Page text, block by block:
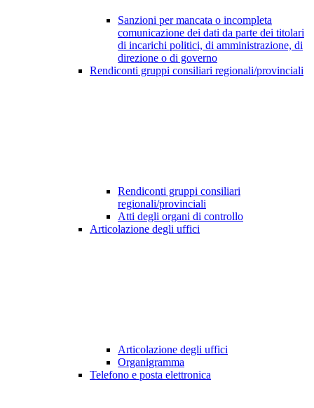
Sanzioni per mancata o incompleta
comunicazione dei dati da parte dei titolari
di incarichi politici, di amministrazione, di
direzione o di governo
Rendiconti gruppi consiliari regionali/provinciali
Rendiconti gruppi consiliari
regionali/provinciali
Atti degli organi di controllo
Articolazione degli uffici
Articolazione degli uffici
Organigramma
Telefono e posta elettronica